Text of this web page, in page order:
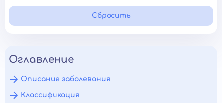
Сбросить
Оглавление
Описание заболевания
Классификация